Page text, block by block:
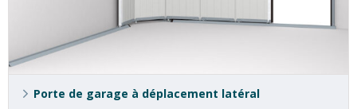
Porte de garage à déplacement latéral